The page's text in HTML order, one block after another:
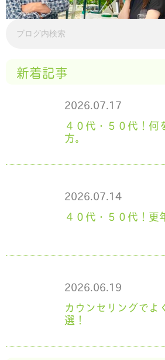
新着記事
2026.07.17
４０代・５０代！何
方。
2026.07.14
４０代・５０代！更
2026.06.19
カウンセリングでよ
選！
禁って感じです。 私たちの会社